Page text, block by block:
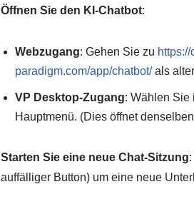
Öffnen Sie den KI-Chatbot:
Webzugang: Gehen Sie zu
paradigm.com/app/chatbot/als
VP Desktop-Zugang: Wählen Sie
Hauptmenü. (Dies öffnet
Starten Sie eine neue Chat-Sitzung
auffälliger Button) um eine neue